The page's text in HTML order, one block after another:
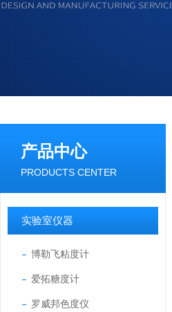
产品中心
PRODUCTS CENTER
实验室仪器
博勒飞粘度计
爱拓糖度计
罗威邦色度仪